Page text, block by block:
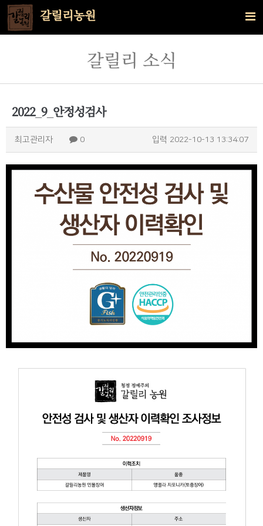
갈릴리농원
갈릴리 소식
2022_9_안정성검사
최고관리자 0 입력 2022-10-13 13:34:07